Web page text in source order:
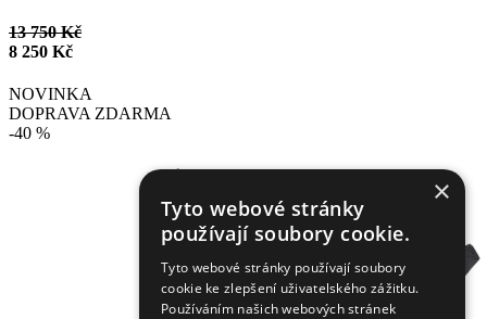
13 750 Kč
8 250 Kč
NOVINKA
DOPRAVA ZDARMA
-40 %
×
Tyto webové stránky
používají soubory cookie.
Tyto webové stránky používají soubory
cookie ke zlepšení uživatelského zážitku.
Používáním našich webových stránek